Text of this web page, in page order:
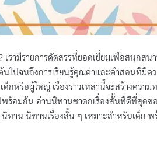
ามีรายการคัดสรรที่ยอดเยี่ยมเพื่อสนุกสน
ไปจนถึงการเรียนรู้คุณค่าและคำสอนที่มี
กหรือผู้ใหญ่ เรื่องราวเหล่านี้จะสร้างควา
ร้อมกัน อ่านนิทานชาดกเรื่องสั้นที่ดีที่สุดข
าน นิทานเรื่องสั้น ๆ เหมาะสำหรับเด็ก